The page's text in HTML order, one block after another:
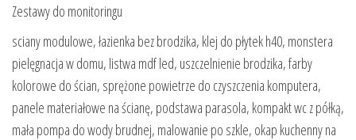
Zestawy do monitoringu
sciany modulowe, łazienka bez brodzika, klej do płytek h40, monstera
pielęgnacja w domu, listwa mdf led, uszczelnienie brodzika, farby
kolorowe do ścian, sprężone powietrze do czyszczenia komputera,
panele materiałowe na ścianę, podstawa parasola, kompakt wc z półką,
mała pompa do wody brudnej, malowanie po szkle, okap kuchenny na